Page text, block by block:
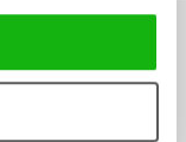
hodnocení.